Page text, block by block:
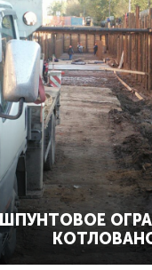
ШПУНТОВОЕ